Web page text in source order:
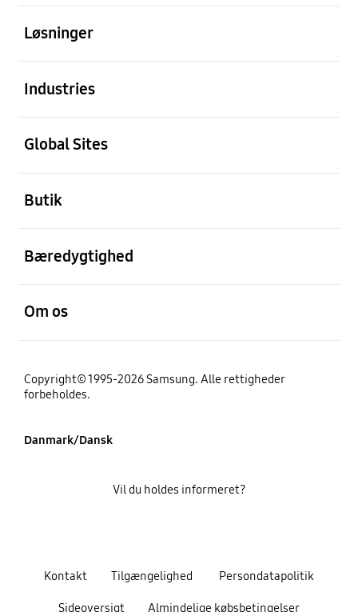
Løsninger
Industries
Global Sites
Butik
Bæredygtighed
Om os
Copyright© 1995-2026 Samsung. Alle rettigheder
forbeholdes.
Danmark/Dansk
Kontakt Tilgængelighed Persondatapolitik
Sideoversigt Almindelige købsbetingelser
Vil du holdes informeret?